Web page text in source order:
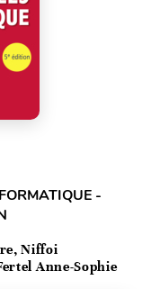
-
Niffoi
Anne-Sophie